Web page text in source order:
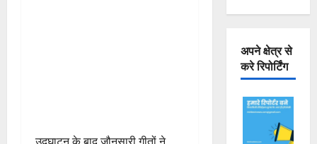
अपने क्षेत्र से
करे रिपोर्टिंग